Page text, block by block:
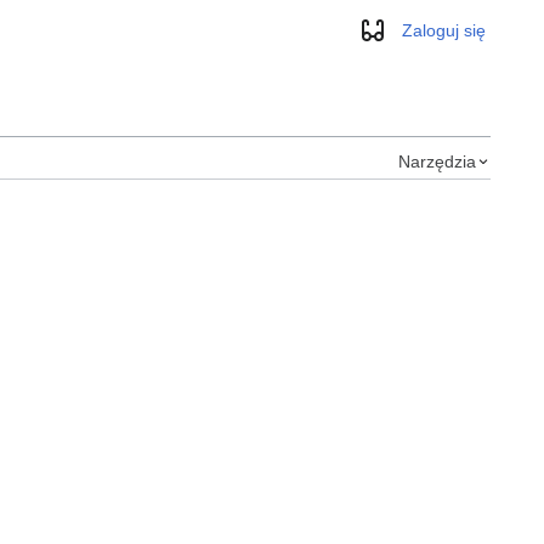
WyglądZaloguj się
Narzędzia